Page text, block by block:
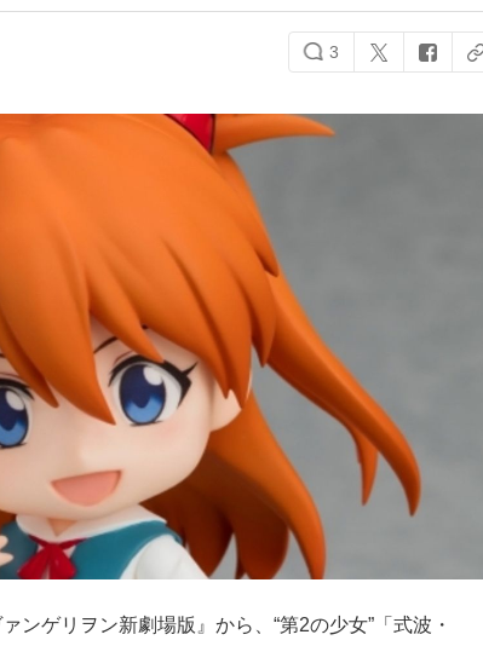
3
ンゲリヲン新劇場版』から、“第2の少女”「式波・